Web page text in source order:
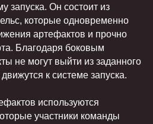
запуска. Он состоит из
которые одновременно
артефактов и прочно
Благодаря боковым
не могут выйти из заданного
к системе запуска.
используются
участники команды